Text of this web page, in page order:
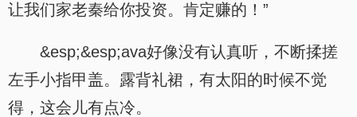
让我们家老秦给你投资。肯定赚的！”
&esp;&esp;ava好像没有认真听，不断揉搓
左手小指甲盖。露背礼裙，有太阳的时候不觉
得，这会儿有点冷。